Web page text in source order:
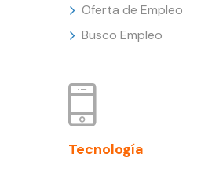
Oferta de Empleo
Busco Empleo
Tecnología